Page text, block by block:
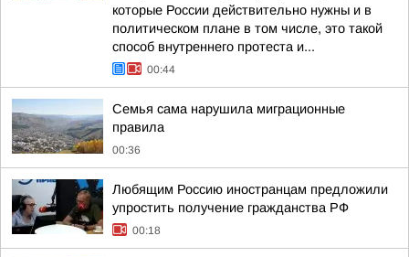
которые России действительно нужны и в
политическом плане в том числе, это такой
способ внутреннего протеста и...
00:44
Семья сама нарушила миграционные
правила
00:36
Любящим Россию иностранцам предложили
упростить получение гражданства РФ
00:18